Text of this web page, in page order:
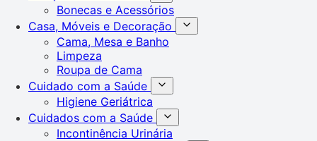
Bonecas e Acessórios
Casa, Móveis e Decoração
Cama, Mesa e Banho
Limpeza
Roupa de Cama
Cuidado com a Saúde
Higiene Geriátrica
Cuidados com a Saúde
Incontinência Urinária